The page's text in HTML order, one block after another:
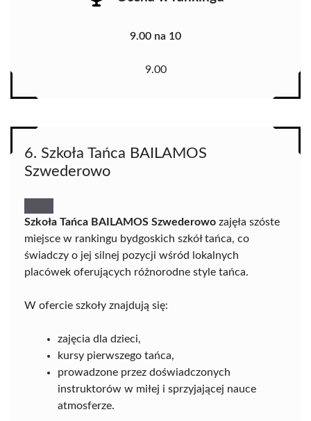
9.00 na 10
9.00
6. Szkoła Tańca BAILAMOS
Szwederowo
Szkoła Tańca BAILAMOS Szwederowo zajęła szóste
miejsce w rankingu bydgoskich szkół tańca, co
świadczy o jej silnej pozycji wśród lokalnych
placówek oferujących różnorodne style tańca.
W ofercie szkoły znajdują się:
zajęcia dla dzieci,
kursy pierwszego tańca,
prowadzone przez doświadczonych
instruktorów w miłej i sprzyjającej nauce
atmosferze.